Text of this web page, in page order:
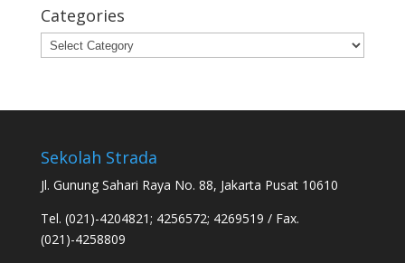
Categories
Categories
Sekolah Strada
Jl. Gunung Sahari Raya No. 88, Jakarta Pusat 10610
Tel. (021)-4204821; 4256572; 4269519 / Fax.
(021)-4258809